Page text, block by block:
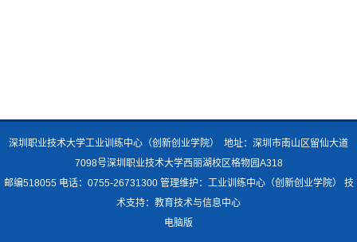
深圳职业技术大学工业训练中心（创新创业学院） 地址：深圳市南山区留仙大道
7098号深圳职业技术大学西丽湖校区格物园A318
邮编518055 电话：0755-26731300 管理维护：工业训练中心（创新创业学院）
技
术支持：教育技术与信息中心
电脑版